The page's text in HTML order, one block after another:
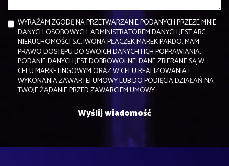
WYRAŻAM ZGODĘ NA PRZETWARZANIE PODANYCH PRZEZE MNIE
DANYCH OSOBOWYCH. ADMINISTRATOREM DANYCH JEST ABC
NIERUCHOMOŚCI S.C. IWONA PŁACZEK MAREK PARDO. MAM
PRAWO DOSTĘPU DO SWOICH DANYCH I ICH POPRAWIANIA.
PODANIE DANYCH JEST DOBROWOLNE. DANE ZBIERANE SĄ W
CELU MARKETINGOWYM ORAZ W CELU REALIZOWANIA I
WYKONANIA ZAWARTEJ UMOWY LUB DO PODJĘCIA DZIAŁAŃ NA
TWOJE ŻĄDANIE PRZED ZAWARCIEM UMOWY.